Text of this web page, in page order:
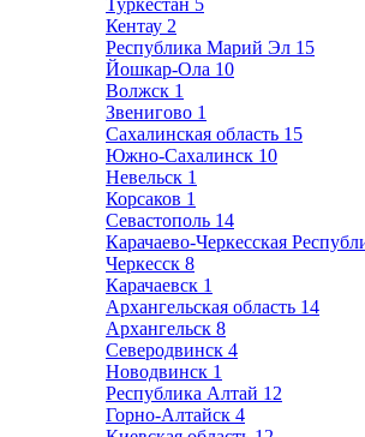
Туркестан 5
Кентау 2
Республика Марий Эл 15
Йошкар-Ола 10
Волжск 1
Звенигово 1
Сахалинская область 15
Южно-Сахалинск 10
Невельск 1
Корсаков 1
Севастополь 14
Карачаево-Черкесская
Черкесск 8
Карачаевск 1
Архангельская область 14
Архангельск 8
Северодвинск 4
Новодвинск 1
Республика Алтай 12
Горно-Алтайск 4